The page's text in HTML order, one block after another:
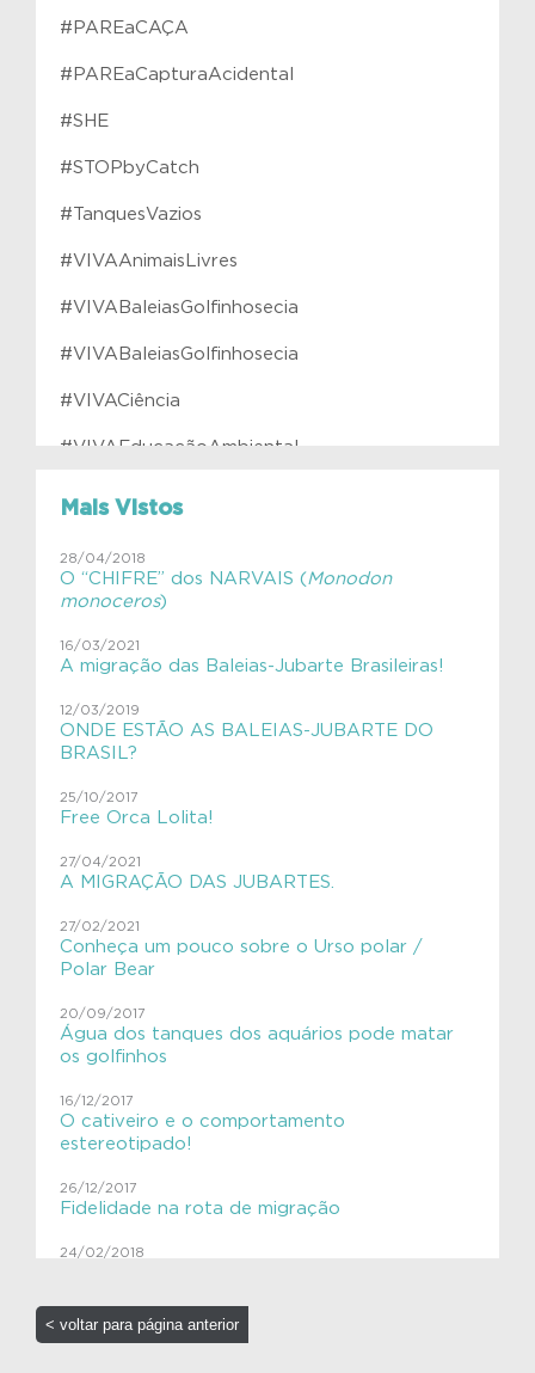
#PAREaCAÇA
#PAREaCapturaAcidental
#SHE
#STOPbyCatch
#TanquesVazios
#VIVAAnimaisLivres
#VIVABaleiasGolfinhosecia
#VIVABaleiasGolfinhosecia
#VIVACiência
#VIVAEducaçãoAmbiental
#VIVAfilhotes
#VIVAJulianaMolás
#VIVAMamíferosAquáticos
#VIVAnasEscolas
#VIVAsemlixo
Aves
Educação Ambiental
ExpediçãoVIVACinzAzul
SHE
VIVAGaleria
VIVAToninha
VIVAves
Mais Vistos
28/04/2018
O “CHIFRE” dos NARVAIS (Monodon
monoceros)
16/03/2021
A migração das Baleias-Jubarte Brasileiras!
12/03/2019
ONDE ESTÃO AS BALEIAS-JUBARTE DO
BRASIL?
25/10/2017
Free Orca Lolita!
27/04/2021
A MIGRAÇÃO DAS JUBARTES.
27/02/2021
Conheça um pouco sobre o Urso polar /
Polar Bear
20/09/2017
Água dos tanques dos aquários pode matar
os golfinhos
16/12/2017
O cativeiro e o comportamento
estereotipado!
26/12/2017
Fidelidade na rota de migração
24/02/2018
13/10/2017
Sensacional!! Aquário em realidade virtual!!
< voltar para página anterior